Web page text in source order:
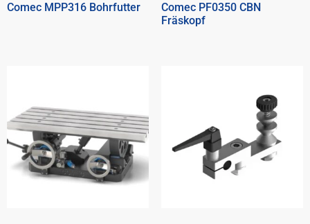
Comec MPP316 Bohrfutter
Comec PF0350 CBN
Fräskopf